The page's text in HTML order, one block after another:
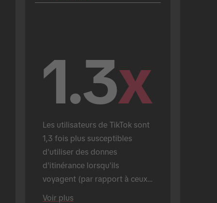
1.3x
Les utilisateurs de TikTok sont
1,3 fois plus susceptibles
d'utiliser des donnes
d'itinérance lorsqu'ils
voyagent (par rapport à ceux
Voir plus